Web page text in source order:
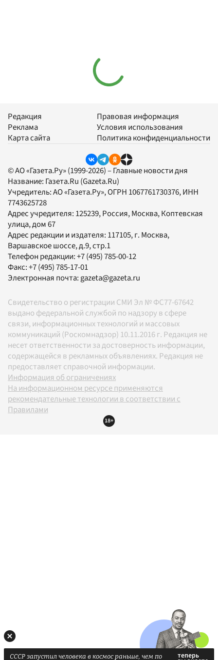
Редакция
Реклама
Карта сайта
Правовая информация
Условия использования
Политика конфиденциальности
© АО «Газета.Ру» (1999-2026) – Главные новости дня
Название: Газета.Ru (Gazeta.Ru)
Учредитель:АО «Газета.Ру», ОГРН 1067761730376, ИНН
7743625728
Адрес учредителя: 125239, Россия, Москва, Коптевская
улица, дом 67
Адрес редакции и издателя: 117105, г. Москва,
Варшавское шоссе, д.9, стр.1
Телефон редакции:+7 (495) 785-00-12
Факс:+7 (495) 785-17-01
Электронная почта: gazeta@gazeta.ru
Свидетельство о регистрации СМИ Эл № ФС77-67642
выдано федеральной службой по надзору в сфере
связи, информационных технологий и массовых
коммуникаций (Роскомнадзор) 10.11.2016 г. Редакция не
несет ответственности за достоверность информации,
содержащейся в рекламных объявлениях. Редакция не
предоставляет справочной информации.
Информация об ограничениях
На информационном ресурсе применяются
рекомендательные технологии в соответствии с
Правилами
18+
СССР запустил человека в космос раньше, чем по